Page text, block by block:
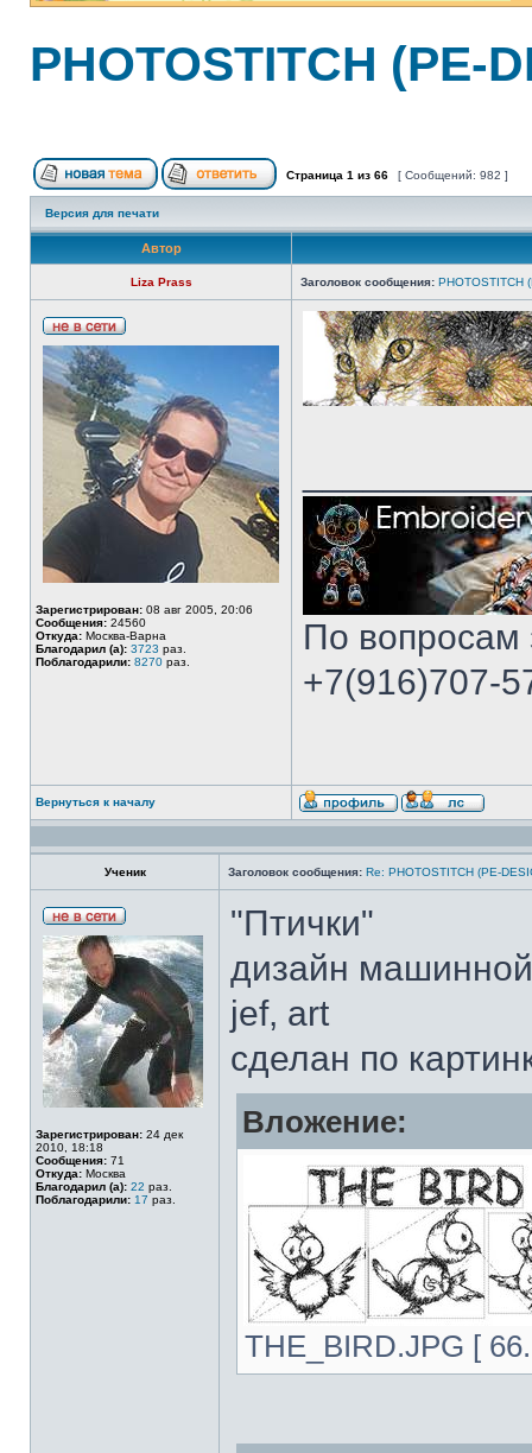
PHOTOSTITCH (PE-
Страница 1 из 66 [ Сообщений: 982 ]
Версия для печати
Автор
Liza Prass Заголовок сообщения: PHOTOSTITCH
Зарегистрирован: 08 авг 2005, 20:06
Сообщения: 24560
Откуда: Москва-Варна
Благодарил (а): 3723 раз.
Поблагодарили: 8270 раз.
По вопросам
+7(916)707-
Вернуться к началу
Ученик Заголовок сообщения: Re: PHOTOSTITCH (PE-
Зарегистрирован: 24 дек
2010, 18:18
Сообщения: 71
Откуда: Москва
Благодарил (а): 22 раз.
Поблагодарили: 17 раз.
"Птички"
дизайн
jef, art
сделан по
Вложение:
THE_BIRD.JPG [